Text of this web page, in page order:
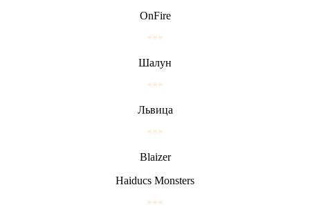
OnFire
***
Шалун
***
Львица
***
Blaizer
Haiducs Monsters
***